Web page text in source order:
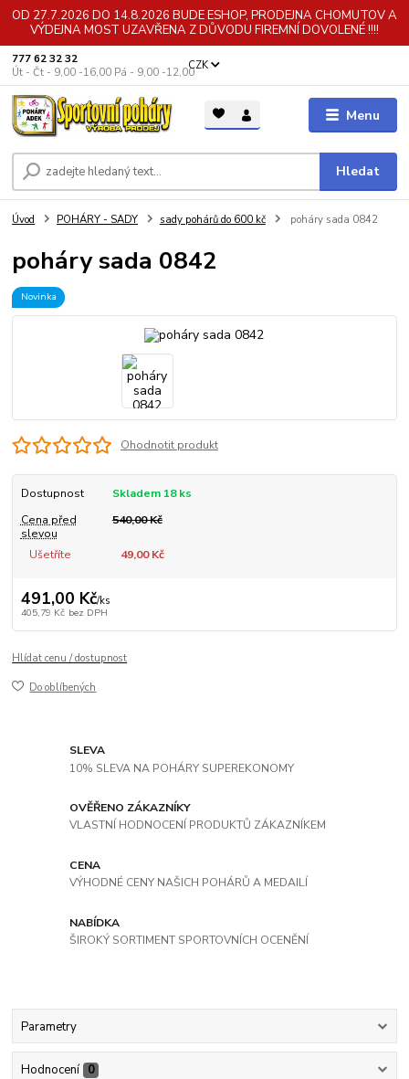
OD 27.7.2026 DO 14.8.2026 BUDE ESHOP, PRODEJNA CHOMUTOV A
VÝDEJNA MOST UZAVŘENA Z DŮVODU FIREMNÍ DOVOLENÉ !!!!
Menu
CZK
Hledat
777 62 32 32
Út - Čt - 9,00 -16,00 Pá - 9,00 -12,00
Úvod POHÁRY - SADY sady pohárů do 600 kč poháry sada 0842
poháry sada 0842
Novinka
Ohodnotit produkt
Dostupnost
Skladem 18 ks
Cena před
slevou
540,00 Kč
Ušetříte 49,00 Kč
491,00 Kč/ks
405,79 Kč bez DPH
Hlídat cenu / dostupnost
Do oblíbených
SLEVA
10% SLEVA NA POHÁRY SUPEREKONOMY
OVĚŘENO ZÁKAZNÍKY
VLASTNÍ HODNOCENÍ PRODUKTŮ ZÁKAZNÍKEM
CENA
VÝHODNÉ CENY NAŠICH POHÁRŮ A MEDAILÍ
NABÍDKA
ŠIROKÝ SORTIMENT SPORTOVNÍCH OCENĚNÍ
Parametry
Hodnocení 0